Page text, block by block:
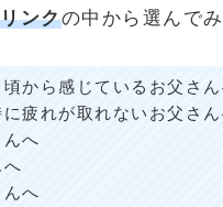
ンクの中から選んでみ
から感じているお父さ
疲れが取れないお父さ
へ
へ